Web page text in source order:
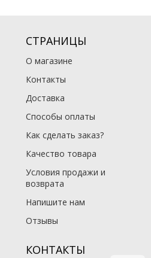
СТРАНИЦЫ
О магазине
Контакты
Доставка
Способы оплаты
Как сделать заказ?
Качество товара
Условия продажи и
возврата
Напишите нам
Отзывы
КОНТАКТЫ